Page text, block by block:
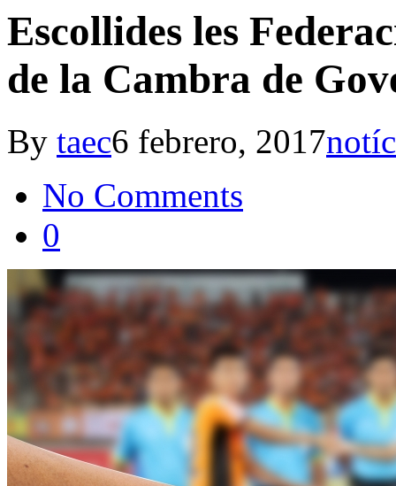
Escollides les
de la Cambra de
By taec6 febrero, 2017
No Comments
0